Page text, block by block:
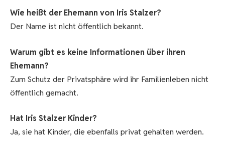
Wie heißt der Ehemann von Iris Stalzer?
Der Name ist nicht öffentlich bekannt.
Warum gibt es keine Informationen über ihren
Ehemann?
Zum Schutz der Privatsphäre wird ihr Familienleben nicht
öffentlich gemacht.
Hat Iris Stalzer Kinder?
Ja, sie hat Kinder, die ebenfalls privat gehalten werden.